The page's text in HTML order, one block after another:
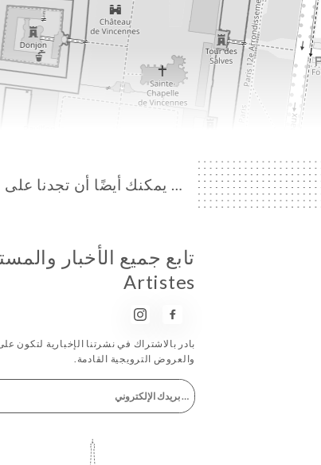
… يمكنك أيضًا أن تجدنا على
Artistes
بادر بالاشتراك في نشرتنا الإخبارية لتكون
والعروض الترويجية القادمة.